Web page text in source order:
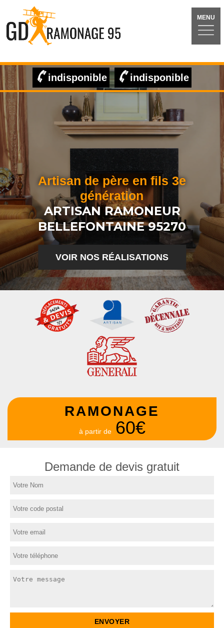
MENU
indisponible indisponible
Artisan de père en fils 3e
génération
ARTISAN RAMONEUR
BELLEFONTAINE 95270
VOIR NOS RÉALISATIONS
RAMONAGE
à partir de 60€
Demande de devis gratuit